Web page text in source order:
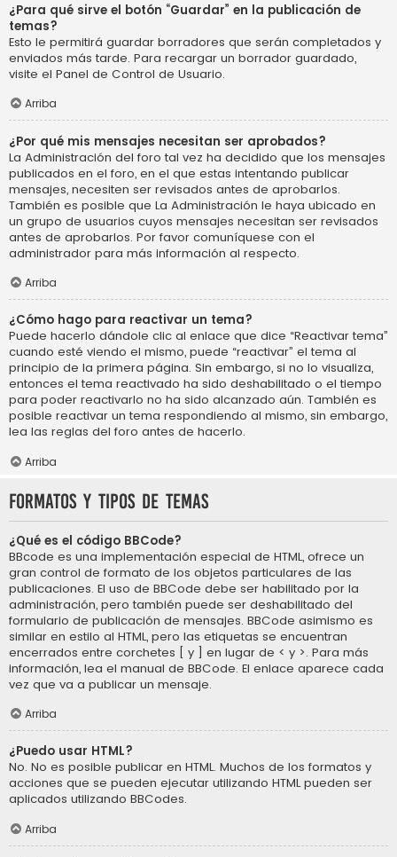
¿Para qué sirve el botón “Guardar” en la publicación de
temas?
Esto le permitirá guardar borradores que serán completados y
enviados más tarde. Para recargar un borrador guardado,
visite el Panel de Control de Usuario.
Arriba
¿Por qué mis mensajes necesitan ser aprobados?
La Administración del foro tal vez ha decidido que los mensajes
publicados en el foro, en el que estas intentando publicar
mensajes, necesiten ser revisados antes de aprobarlos.
También es posible que La Administración le haya ubicado en
un grupo de usuarios cuyos mensajes necesitan ser revisados
antes de aprobarlos. Por favor comuníquese con el
administrador para más información al respecto.
Arriba
¿Cómo hago para reactivar un tema?
Puede hacerlo dándole clic al enlace que dice “Reactivar tema”
cuando esté viendo el mismo, puede “reactivar” el tema al
principio de la primera página. Sin embargo, si no lo visualiza,
entonces el tema reactivado ha sido deshabilitado o el tiempo
para poder reactivarlo no ha sido alcanzado aún. También es
posible reactivar un tema respondiendo al mismo, sin embargo,
lea las reglas del foro antes de hacerlo.
Arriba
Formatos y tipos de temas
¿Qué es el código BBCode?
BBcode es una implementación especial de HTML, ofrece un
gran control de formato de los objetos particulares de las
publicaciones. El uso de BBCode debe ser habilitado por la
administración, pero también puede ser deshabilitado del
formulario de publicación de mensajes. BBCode asimismo es
similar en estilo al HTML, pero las etiquetas se encuentran
encerrados entre corchetes [ y ] en lugar de < y >. Para más
información, lea el manual de BBCode. El enlace aparece cada
vez que va a publicar un mensaje.
Arriba
¿Puedo usar HTML?
No. No es posible publicar en HTML. Muchos de los formatos y
acciones que se pueden ejecutar utilizando HTML pueden ser
aplicados utilizando BBCodes.
Arriba